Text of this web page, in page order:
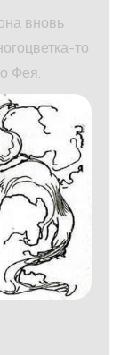
вновь
то
Фея.